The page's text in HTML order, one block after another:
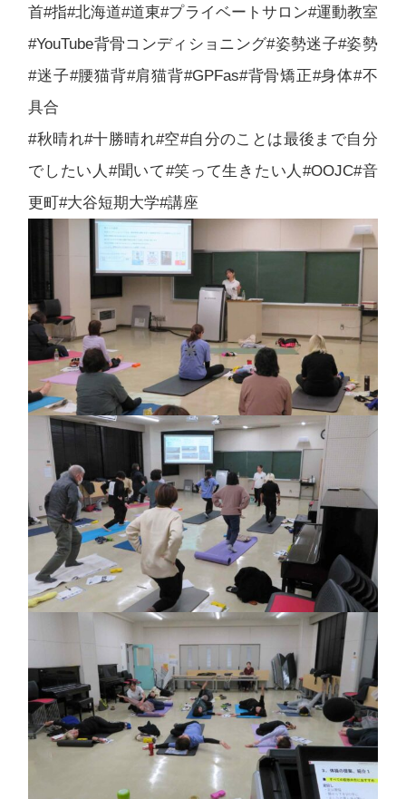
首#指#北海道#道東#プライベートサロン#運動教室
#YouTube背骨コンディショニング#姿勢迷子#姿勢
#迷子#腰猫背#肩猫背#GPFas#背骨矯正#身体#不
具合
#秋晴れ#十勝晴れ#空#自分のことは最後まで自分
でしたい人#聞いて#笑って生きたい人#OOJC#音
更町#大谷短期大学#講座